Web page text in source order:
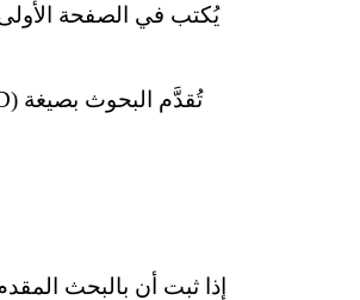
يُكتب في الصفحة
إذا ثبت أن بالبحث